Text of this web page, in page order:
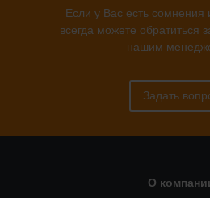
Если у Вас есть
всегда можете обратиться
нашим
Задать
О